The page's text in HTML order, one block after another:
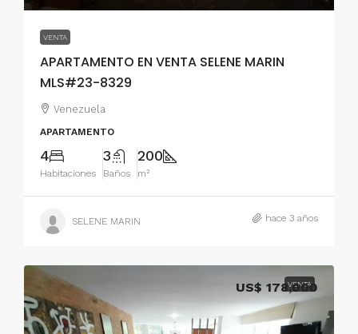
VENTA
APARTAMENTO EN VENTA SELENE MARIN
MLS#23-8329
Venezuela
APARTAMENTO
4
Habitaciones
3
Baños
200
m²
SELENE MARIN hace 3 años
VENTA
US$ 178,000